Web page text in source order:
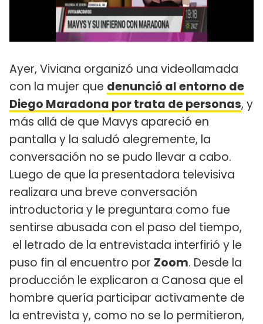
Ayer, Viviana organizó una videollamada
con la mujer que denunció al entorno de
Diego Maradona por trata de personas, y
más allá de que Mavys apareció en
pantalla y la saludó alegremente, la
conversación no se pudo llevar a cabo.
Luego de que la presentadora televisiva
realizara una breve conversación
introductoria y le preguntara como fue
sentirse abusada con el paso del tiempo,
el letrado de la entrevistada interfirió y le
puso fin al encuentro por Zoom. Desde la
producción le explicaron a Canosa que el
hombre quería participar activamente de
la entrevista y, como no se lo permitieron,